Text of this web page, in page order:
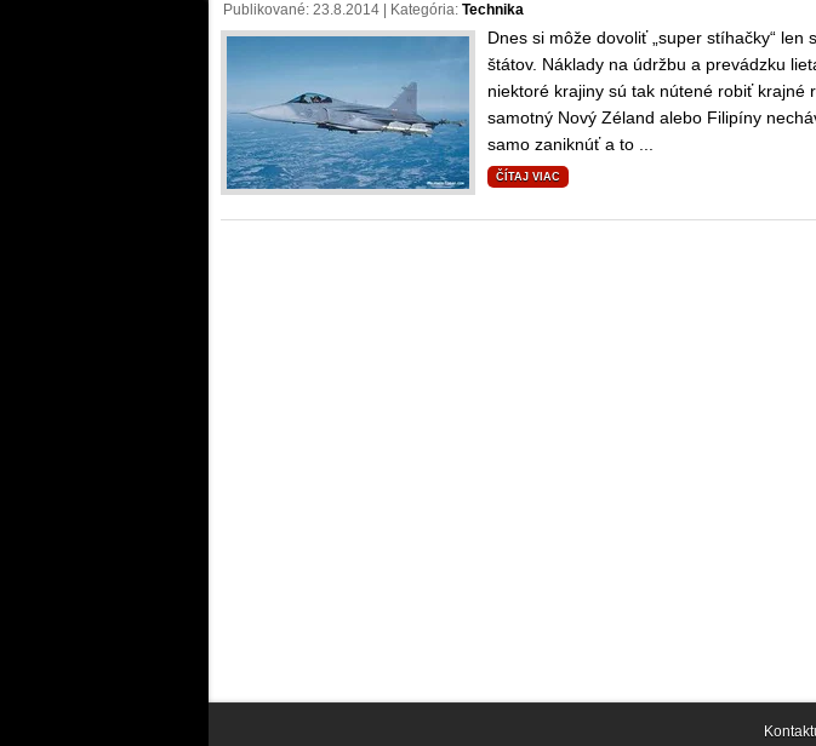
Publikované: 23.8.2014 | Kategória: Technika
Dnes si môže dovoliť „super stíhačky“ len
štátov. Náklady na údržbu a prevádzku
niektoré krajiny sú tak nútené robiť krajné
samotný Nový Zéland alebo Filipíny
samo zaniknúť a to ...
ČÍTAJ VIAC